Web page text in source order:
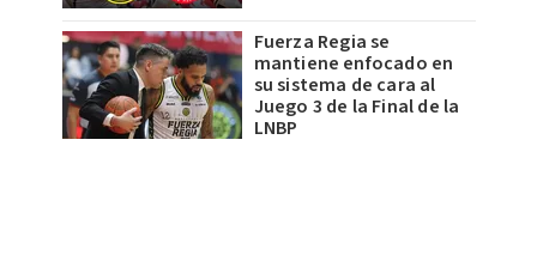
Fuerza Regia se
mantiene enfocado en
su sistema de cara al
Juego 3 de la Final de la
LNBP